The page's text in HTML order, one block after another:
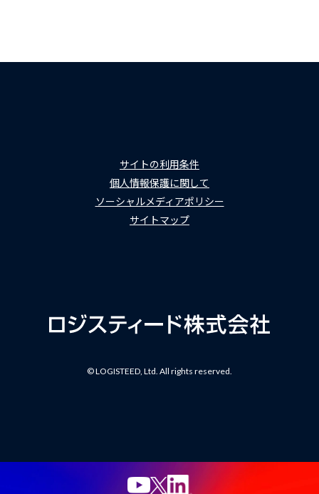
サイトの利用条件
個人情報保護に関して
ソーシャルメディアポリシー
サイトマップ
© LOGISTEED, Ltd. All rights reserved.